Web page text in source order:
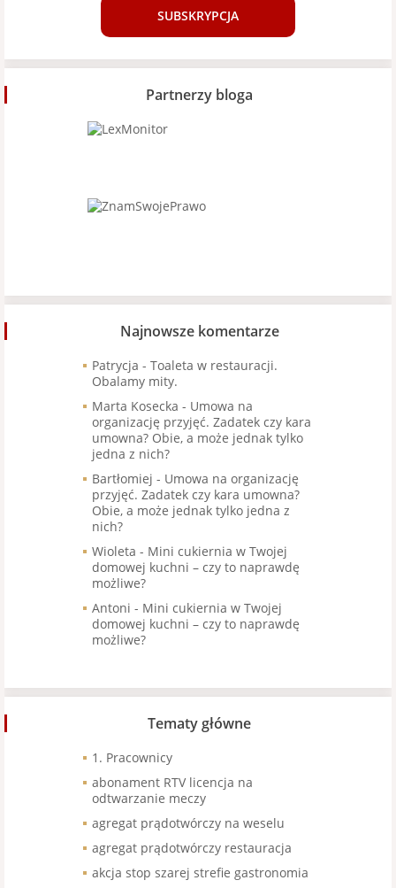
SUBSKRYPCJA
Partnerzy bloga
Najnowsze komentarze
Patrycja - Toaleta w restauracji.
Obalamy mity.
Marta Kosecka - Umowa na
organizację przyjęć. Zadatek czy kara
umowna? Obie, a może jednak tylko
jedna z nich?
Bartłomiej - Umowa na organizację
przyjęć. Zadatek czy kara umowna?
Obie, a może jednak tylko jedna z
nich?
Wioleta - Mini cukiernia w Twojej
domowej kuchni – czy to naprawdę
możliwe?
Antoni - Mini cukiernia w Twojej
domowej kuchni – czy to naprawdę
możliwe?
Tematy główne
1. Pracownicy
abonament RTV licencja na
odtwarzanie meczy
agregat prądotwórczy na weselu
agregat prądotwórczy restauracja
akcja stop szarej strefie gastronomia